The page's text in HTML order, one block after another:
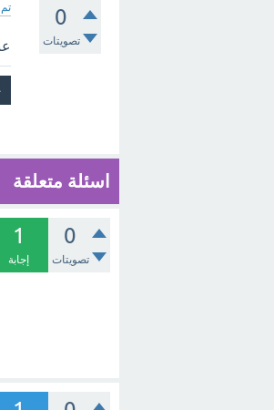
0
تصويتات
اسئلة متعلقة
0
تصويتات
1
إجابة